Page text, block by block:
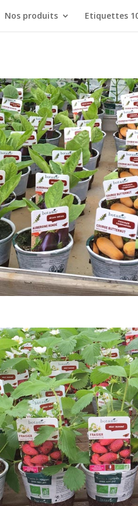
Nos produits Etiquettes